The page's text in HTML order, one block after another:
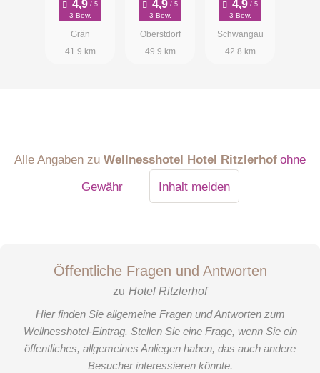
3 Bew.
Grän
41.9 km
3 Bew.
Oberstdorf
49.9 km
Hideaway &
Boutique
Spa
3 Bew.
Schwangau
42.8 km
Alle Angaben zu Wellnesshotel Hotel Ritzlerhof ohne
Gewähr
Inhalt melden
Öffentliche Fragen und Antworten
zu Hotel Ritzlerhof
Hier finden Sie allgemeine Fragen und Antworten zum
Wellnesshotel-Eintrag. Stellen Sie eine Frage, wenn Sie ein
öffentliches, allgemeines Anliegen haben, das auch andere
Besucher interessieren könnte.